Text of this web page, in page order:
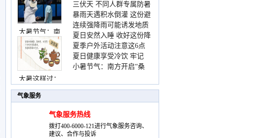
大暑节气：南
大暑这样过：
三伏天 不同人群专属防暑
要点请收好
暴雨天遇积水倒灌 这份避
险提示请收好
连续强降雨可能诱发地质
灾害 这些前兆要知道
夏日安然入睡 收好这份降
温小贴士
夏季户外活动注意这6点
防暑健身两不误
夏日健康享受冷饮 牢记
“两注意一控制”
小暑节气：南方开启“桑
季
气象服务
气象服务热线
拨打400-6000-121进行气象服务咨询、
建议、合作与投诉